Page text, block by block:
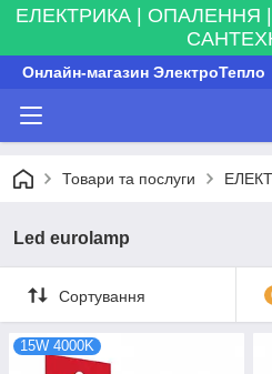
ЕЛЕКТРИКА | ОПАЛЕННЯ
Онлайн-магазин ЭлектроТепло
Товари та послуги
Led eurolamp
Сортування
15W 4000K